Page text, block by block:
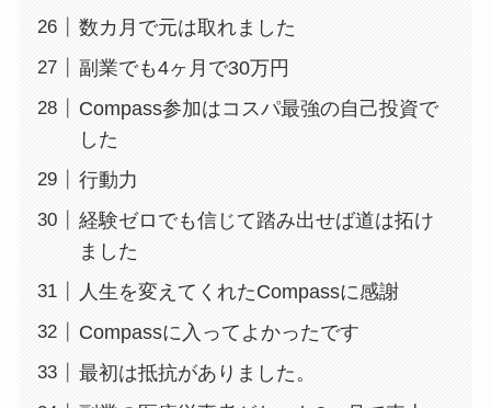
数カ月で元は取れました
副業でも4ヶ月で30万円
Compass参加はコスパ最強の自己投資で
した
行動力
経験ゼロでも信じて踏み出せば道は拓け
ました
人生を変えてくれたCompassに感謝
Compassに入ってよかったです
最初は抵抗がありました。